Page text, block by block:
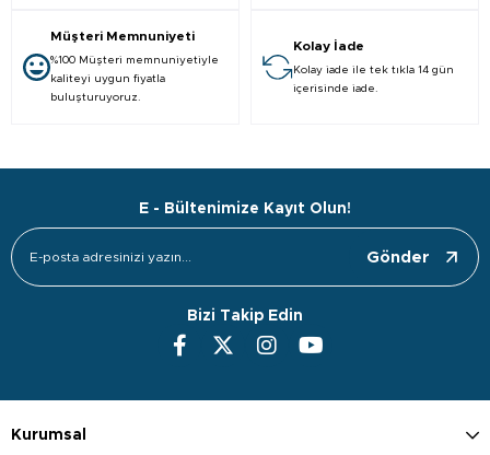
Müşteri Memnuniyeti
%100 Müşteri memnuniyetiyle
kaliteyi uygun fiyatla
buluşturuyoruz.
Kolay İade
Kolay iade ile tek tıkla 14 gün
içerisinde iade.
E - Bültenimize Kayıt Olun!
Gönder
Bizi Takip Edin
Kurumsal